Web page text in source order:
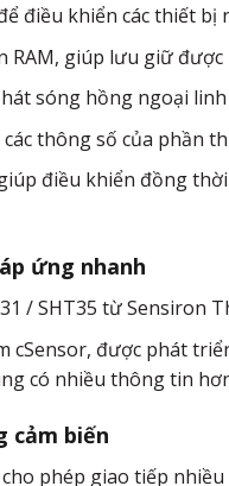
điều khiển các thiết bị
RAM, giúp lưu giữ
sóng hồng ngoại
thông số của phần
điều khiển đồng
ứng nhanh
/ SHT35 từ Sensiron
được phát
có nhiều thông tin
cảm biến
phép giao tiếp